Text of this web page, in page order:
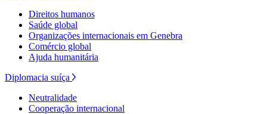
Direitos humanos
Saúde global
Organizações internacionais em Genebra
Comércio global
Ajuda humanitária
Diplomacia suíça
Neutralidade
Cooperação internacional